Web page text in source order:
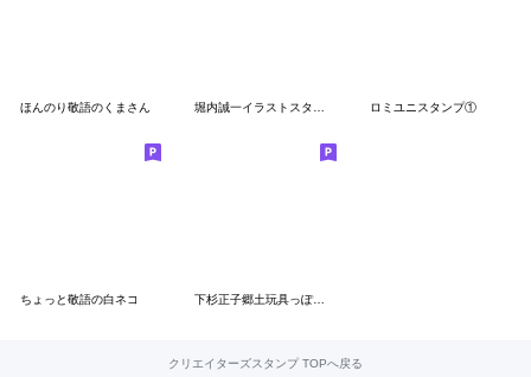
ほんのり敬語のくまさん 堀内誠一イラストスタンプ④ ロミユニスタンプ①
ちょっと敬語の白ネコ 下杉正子郷土玩具っぽいスタンプ
クリエイターズスタンプ TOPへ戻る